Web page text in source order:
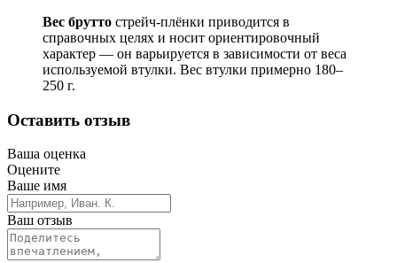
Вес брутто стрейч‑плёнки приводится в
справочных целях и носит ориентировочный
характер — он варьируется в зависимости от веса
используемой втулки. Вес втулки примерно 180–
250 г.
Оставить отзыв
Ваша оценка
Оцените
Ваше имя
Ваш отзыв